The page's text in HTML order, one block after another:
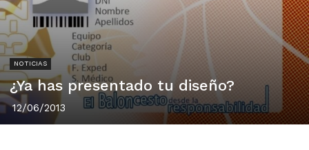
NOTICIAS
¿Ya has presentado tu diseño?
12/06/2013